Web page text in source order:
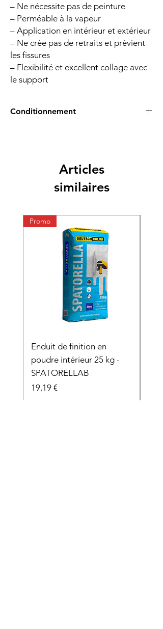
– Ne nécessite pas de peinture
– Perméable à la vapeur
– Application en intérieur et extérieur
– Ne crée pas de retraits et prévient
les fissures
– Flexibilité et excellent collage avec
le support
Conditionnement
Articles
similaires
Promo
Enduit de finition en
poudre intérieur 25 kg -
SPATORELLAB
Prix
19,19 €